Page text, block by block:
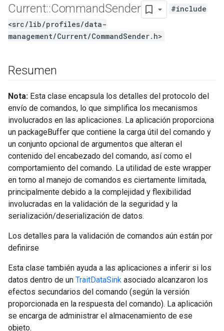
Current::CommandSender
#include
<src/lib/profiles/data-
management/Current/CommandSender.h>
Resumen
Nota: Esta clase encapsula los detalles del protocolo del
envío de comandos, lo que simplifica los mecanismos
involucrados en las aplicaciones. La aplicación proporciona
un packageBuffer que contiene la carga útil del comando y
un conjunto opcional de argumentos que alteran el
contenido del encabezado del comando, así como el
comportamiento del comando. La utilidad de este wrapper
en torno al manejo de comandos es ciertamente limitada,
principalmente debido a la complejidad y flexibilidad
involucradas en la validación de la seguridad y la
serialización/deserialización de datos.
Los detalles para la validación de comandos aún están por
definirse
Esta clase también ayuda a las aplicaciones a inferir si los
datos dentro de un TraitDataSink asociado alcanzaron los
efectos secundarios del comando (según la versión
proporcionada en la respuesta del comando). La aplicación
se encarga de administrar el almacenamiento de ese
objeto.